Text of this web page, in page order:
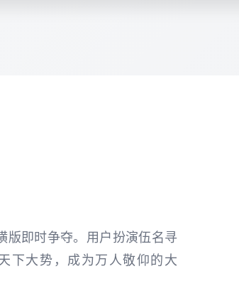
版即时争夺。用户扮演伍名寻
下大势，成为万人敬仰的大